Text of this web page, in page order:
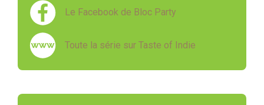
Le Facebook de Bloc Party
Toute la série sur Taste of Indie